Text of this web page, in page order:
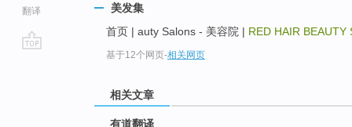
翻译
美发集
首页 | auty Salons - 美容院 | RED HAIR BEAUTY
基于12个网页-相关网页
相关文章
有道翻译